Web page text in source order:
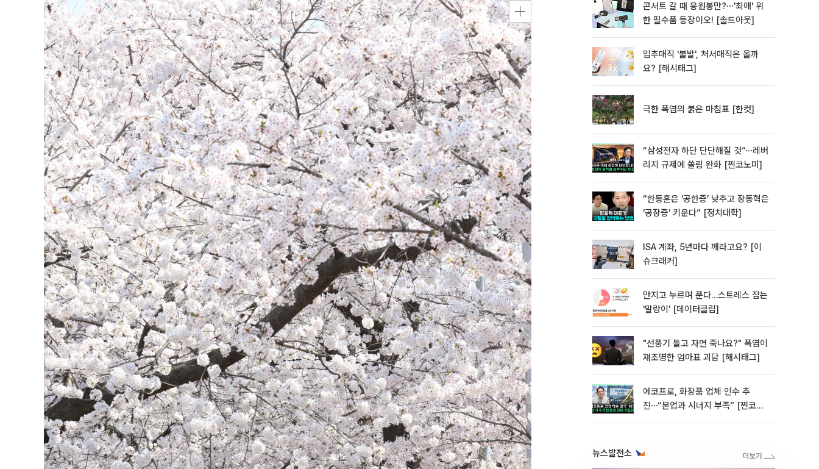
콘서트 갈 때 응원봉만?⋯'최애' 위
한 필수품 등장이오! [솔드아웃]
입추매직 '불발', 처서매직은 올까
요? [해시태그]
극한 폭염의 붉은 마침표 [한컷]
“삼성전자 하단 단단해질 것”⋯레버
리지 규제에 쏠림 완화 [찐코노미]
“한동훈은 ‘공한증’ 낮추고 장동혁은
‘공장증’ 키운다” [정치대학]
ISA 계좌, 5년마다 깨라고요? [이
슈크래커]
만지고 누르며 푼다…스트레스 잡는
'말랑이' [데이터클립]
"선풍기 틀고 자면 죽나요?" 폭염이
재조명한 엄마표 괴담 [해시태그]
에코프로, 화장품 업체 인수 추
진⋯“본업과 시너지 부족” [찐코노
뉴스발전소